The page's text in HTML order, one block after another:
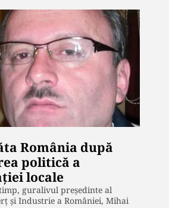
România după
politică a
locale
guralivul președinte al
și Industrie a României, Mihai